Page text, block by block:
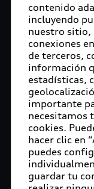
contenido
incluyendo
nuestro sitio,
conexiones
de terceros,
información
estadísticas,
importante
necesitamos
cookies.
hacer clic en
puedes
guardar tu